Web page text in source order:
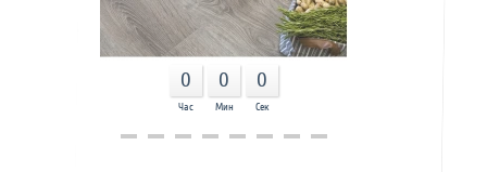
0
Час
0
Мин
0
Сек
Купить в 1 клик